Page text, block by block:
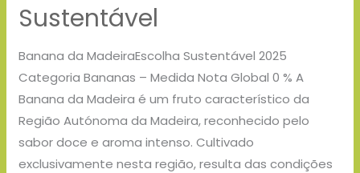
Sustentável
Banana da MadeiraEscolha Sustentável 2025
Categoria Bananas – Medida Nota Global 0 % A
Banana da Madeira é um fruto característico da
Região Autónoma da Madeira, reconhecido pelo
sabor doce e aroma intenso. Cultivado
exclusivamente nesta região, resulta das condições